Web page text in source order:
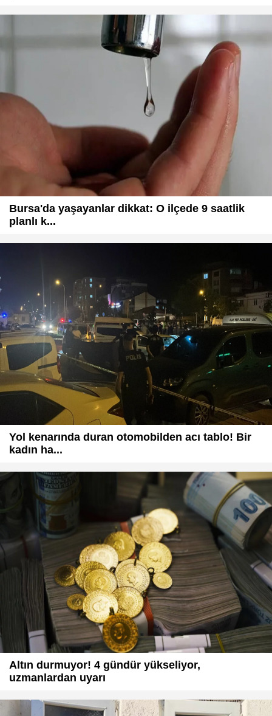
Bursa'da yaşayanlar dikkat: O ilçede 9 saatlik
planlı k...
Yol kenarında duran otomobilden acı tablo! Bir
kadın ha...
Altın durmuyor! 4 gündür yükseliyor,
uzmanlardan uyarı